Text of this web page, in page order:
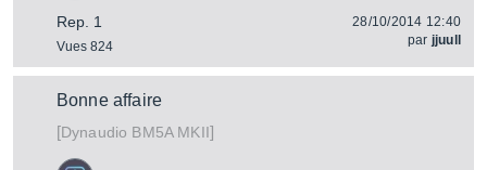
Rep. 1
Vues 824
28/10/2014 12:40
par jjuull
Bonne affaire
[Dynaudio BM5A MKII]